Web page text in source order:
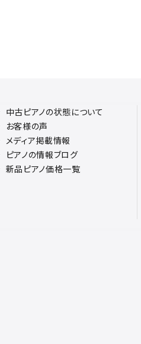
中古ピアノの状態について
お客様の声
メディア掲載情報
ピアノの情報ブログ
新品ピアノ価格一覧